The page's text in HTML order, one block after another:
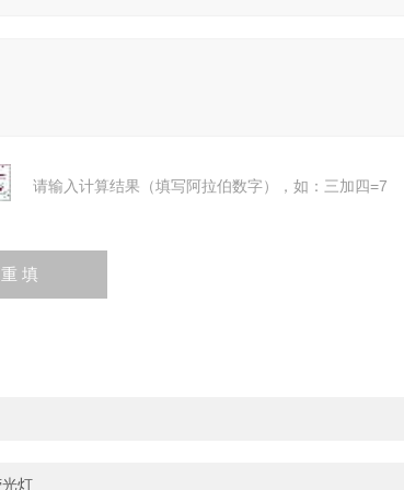
请输入计算结果（填写阿拉伯数字），如：三加四=7
灯